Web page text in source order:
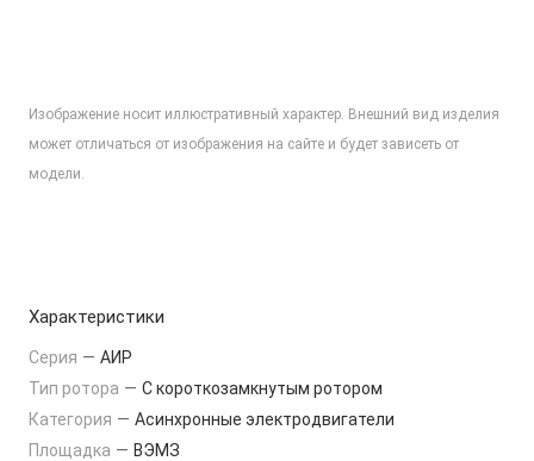
Изображение носит иллюстративный характер. Внешний вид изделия
может отличаться от изображения на сайте и будет зависеть от
модели.
Характеристики
Серия — АИР
Тип ротора — С короткозамкнутым ротором
Категория — Асинхронные электродвигатели
Площадка — ВЭМЗ